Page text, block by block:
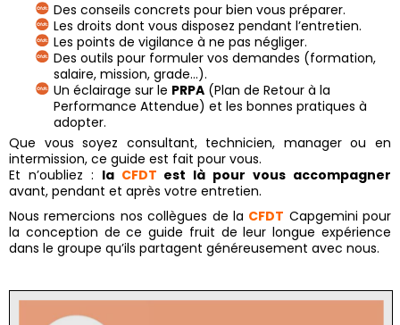
Des conseils concrets pour bien vous préparer.
Les droits dont vous disposez pendant l’entretien.
Les points de vigilance à ne pas négliger.
Des outils pour formuler vos demandes (formation,
salaire, mission, grade…).
Un éclairage sur le PRPA (Plan de Retour à la
Performance Attendue) et les bonnes pratiques à
adopter.
Que vous soyez consultant, technicien, manager ou en
intermission, ce guide est fait pour vous.
Et n’oubliez : la CFDT est là pour vous accompagner
avant, pendant et après votre entretien.
Nous remercions nos collègues de la CFDT Capgemini pour
la conception de ce guide fruit de leur longue expérience
dans le groupe qu’ils partagent généreusement avec nous.